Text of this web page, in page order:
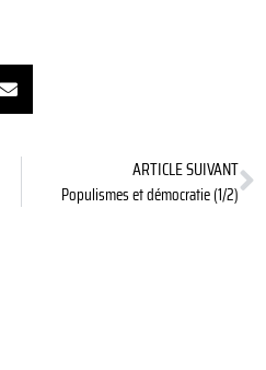
ARTICLE SUIVANT
Populismes et démocratie (1/2)